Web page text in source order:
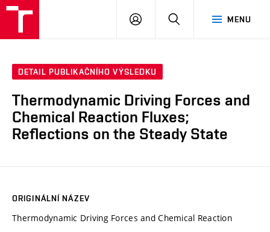
MENU
PŘIHLÁSIT
DETAIL PUBLIKAČNÍHO VÝSLEDKU
Thermodynamic Driving Forces and
Chemical Reaction Fluxes;
Reflections on the Steady State
ORIGINÁLNÍ NÁZEV
Thermodynamic Driving Forces and Chemical Reaction